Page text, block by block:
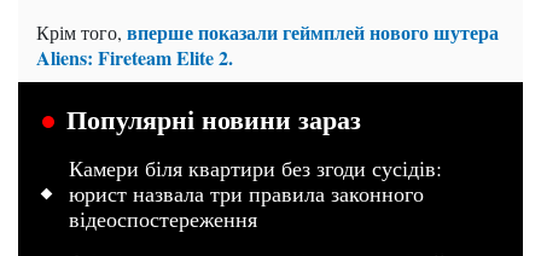
Крім того, вперше показали геймплей нового шутера
Aliens: Fireteam Elite 2.
Популярні новини зараз
Камери біля квартири без згоди сусідів:
юрист назвала три правила законного
відеоспостереження